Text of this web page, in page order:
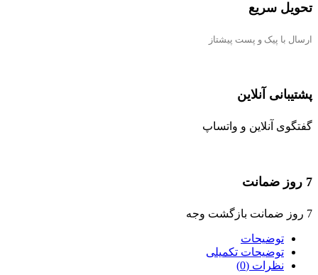
تحویل سریع
ارسال با پیک و پست پیشتاز
پشتیبانی آنلاین
گفتگوی آنلاین و واتساپ
7 روز ضمانت
7 روز ضمانت بازگشت وجه
توضیحات
توضیحات تکمیلی
نظرات (0)